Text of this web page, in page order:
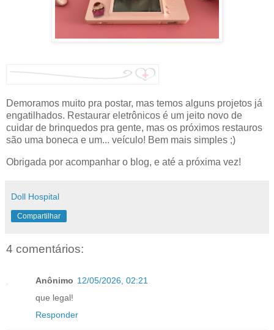
Demoramos muito pra postar, mas temos alguns projetos já
engatilhados. Restaurar eletrônicos é um jeito novo de
cuidar de brinquedos pra gente, mas os próximos restauros
são uma boneca e um... veículo! Bem mais simples ;)
Obrigada por acompanhar o blog, e até a próxima vez!
Doll Hospital
Compartilhar
4 comentários:
Anônimo 12/05/2026, 02:21
que legal!
Responder